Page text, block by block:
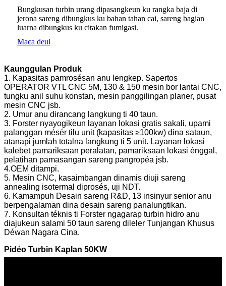
Bungkusan turbin urang dipasangkeun ku rangka baja di
jerona sareng dibungkus ku bahan tahan cai, sareng bagian
luarna dibungkus ku citakan fumigasi.
Maca deui
Kaunggulan Produk
1. Kapasitas pamrosésan anu lengkep. Sapertos
OPERATOR VTL CNC 5M, 130 & 150 mesin bor lantai CNC,
tungku anil suhu konstan, mesin panggilingan planer, pusat
mesin CNC jsb.
2. Umur anu dirancang langkung ti 40 taun.
3. Forster nyayogikeun layanan lokasi gratis sakali, upami
palanggan mésér tilu unit (kapasitas ≥100kw) dina sataun,
atanapi jumlah totalna langkung ti 5 unit. Layanan lokasi
kalebet pamariksaan peralatan, pamariksaan lokasi énggal,
pelatihan pamasangan sareng pangropéa jsb.
4.OEM ditampi.
5. Mesin CNC, kasaimbangan dinamis diuji sareng
annealing isotermal diprosés, uji NDT.
6. Kamampuh Desain sareng R&D, 13 insinyur senior anu
berpengalaman dina desain sareng panalungtikan.
7. Konsultan téknis ti Forster ngagarap turbin hidro anu
diajukeun salami 50 taun sareng dileler Tunjangan Khusus
Déwan Nagara Cina.
Pidéo Turbin Kaplan 50KW